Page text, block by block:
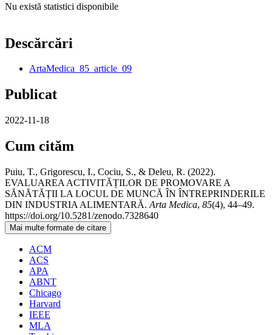
Nu există statistici disponibile
Descărcări
ArtaMedica_85_article_09
Publicat
2022-11-18
Cum cităm
Puiu, T., Grigorescu, I., Cociu, S., & Deleu, R. (2022).
EVALUAREA ACTIVITĂȚILOR DE PROMOVARE A
SĂNĂTĂȚII LA LOCUL DE MUNCĂ ÎN ÎNTREPRINDERILE
DIN INDUSTRIA ALIMENTARĂ. Arta Medica, 85(4), 44–49.
https://doi.org/10.5281/zenodo.7328640
Mai multe formate de citare
ACM
ACS
APA
ABNT
Chicago
Harvard
IEEE
MLA